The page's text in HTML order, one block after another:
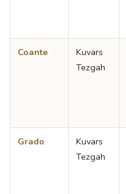
Coante
Kuvars
Tezgah
Grado
Kuvars
Tezgah